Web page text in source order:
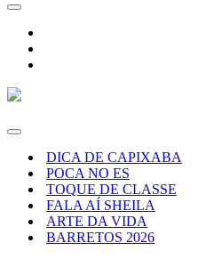
Menu
navegação
Menu
navegaçãoDICA DE CAPIXABA
POCA NO ES
TOQUE DE CLASSE
FALA AÍ SHEILA
ARTE DA VIDA
BARRETOS 2026